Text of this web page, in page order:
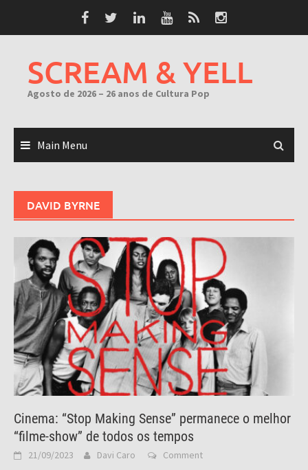
SCREAM & YELL
Agosto de 2026 – 26 anos de Cultura Pop
Main Menu
DAVID BYRNE
Cinema: “Stop Making Sense” permanece o melhor
“filme-show” de todos os tempos
21/09/2023 Davi Caro Comment